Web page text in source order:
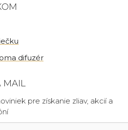
difuzér
MAIL
pre získanie zliav, akcií a